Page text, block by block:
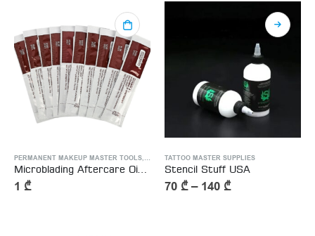
MASTER SUPPLIES
PERMANENT MAKEUP MASTER TOOLS, TATTOO MASTER SUPPLIES
Microblading Aftercare Ointment Vitamin A&D
1 ₾
TATTOO MASTER SUPPLIES
Stencil Stuff USA
70 ₾– 140 ₾